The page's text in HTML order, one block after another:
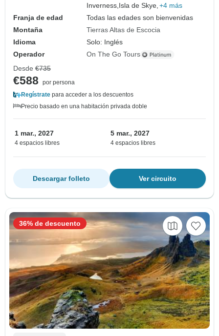
Inverness,Isla de Skye, +4 más
Franja de edad
Todas las edades son bienvenidas
Montaña
Tierras Altas de Escocia
Idioma
Solo: Inglés
Operador
On The Go Tours
Desde €735
€588
por persona
Regístrate para acceder a los descuentos
Precio basado en una habitación privada doble
1 mar., 2027
4 espacios libres
5 mar., 2027
4 espacios libres
Ver circuito
Descargar folleto
36% de descuento